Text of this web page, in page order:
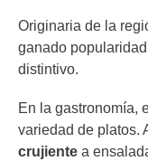
Originaria de la
ganado
distintivo.
En la gastronomía,
variedad de platos.
crujiente a